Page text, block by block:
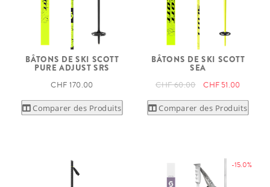
BÂTONS DE SKI SCOTT
PURE ADJUST SRS
CHF 170.00
Comparer des Produits
BÂTONS DE SKI SCOTT
SEA
CHF 60.00 CHF 51.00
Comparer des Produits
-15.0%